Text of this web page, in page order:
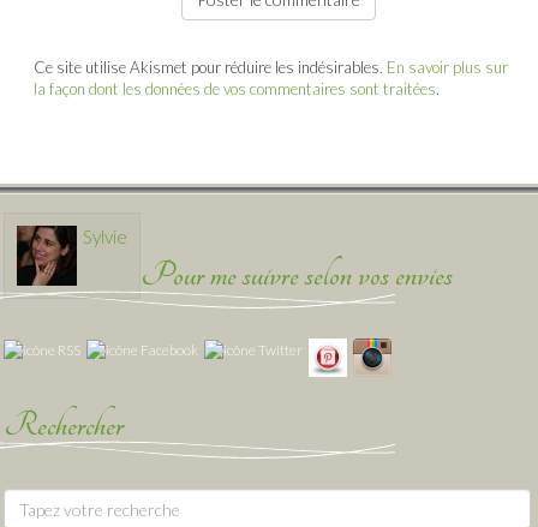
Ce site utilise Akismet pour réduire les indésirables. En savoir plus sur
la façon dont les données de vos commentaires sont traitées.
Sylvie
Pour me suivre selon vos envies
Rechercher